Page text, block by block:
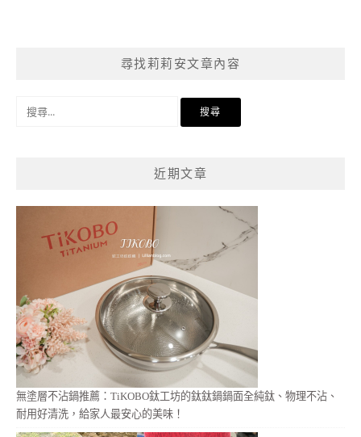
尋找莉莉安文章內容
近期文章
無塗層不沾鍋推薦：TiKOBO鈦工坊的鈦鈦鍋鍋面全純鈦、物理不沾、
耐用好清洗，給家人最安心的美味！